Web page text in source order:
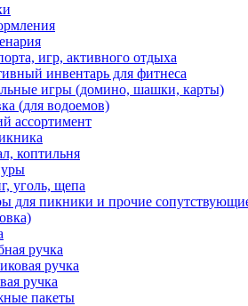
игр, активного отдыха
инвентарь для фитнеса
игры (домино, шашки, карты)
(для водоемов)
ассортимент
коптильня
уголь, щепа
для пикники и прочие
ручка
ручка
ручка
пакеты